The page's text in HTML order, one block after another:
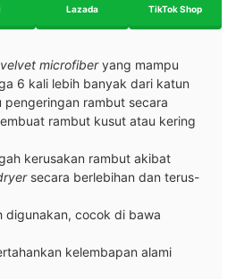
Lazada TikTok Shop
microfiberyang mampu
6 kali lebih banyak dari katun
pengeringan rambut secara
rambut kusut atau kering
kerusakan rambut akibat
secara berlebihan dan terus-
digunakan, cocok di bawa
kelembapan alami